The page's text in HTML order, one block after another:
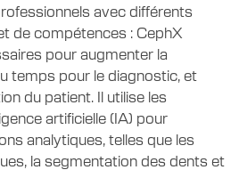
avec différents
de compétences : CephX
pour augmenter la
temps pour le diagnostic, et
du patient. Il utilise les
artificielle (IA) pour
analytiques, telles que les
la segmentation des dents et